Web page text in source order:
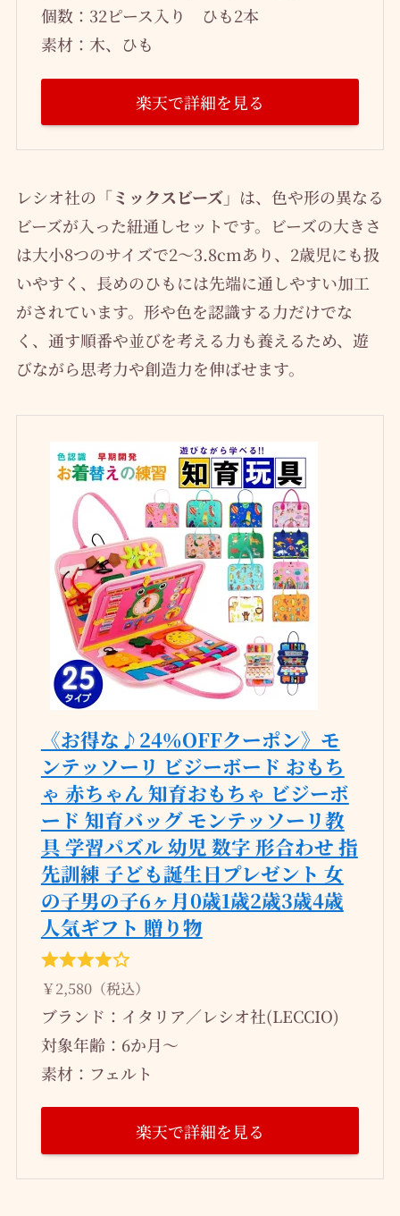
個数：32ピース入り ひも2本
素材：木、ひも
楽天で詳細を見る
レシオ社の 「ミックスビーズ」 は、色や形の異なる
ビーズが入った紐通しセットです。ビーズの大きさ
は大小8つのサイズで2〜3.8cmあり、2歳児にも扱
いやすく、長めのひもには先端に通しやすい加工
がされています。形や色を認識する力だけでな
く、通す順番や並びを考える力も養えるため、遊
びながら思考力や創造力を伸ばせます。
《お得な♪24％OFFクーポン》モ
ンテッソーリ ビジーボード おもち
ゃ 赤ちゃん 知育おもちゃ ビジーボ
ード 知育バッグ モンテッソーリ教
具 学習パズル 幼児 数字 形合わせ 指
先訓練 子ども誕生日プレゼント 女
の子男の子6ヶ月0歳1歳2歳3歳4歳
人気ギフト 贈り物
￥2,580（税込）
ブランド：イタリア／レシオ社(LECCIO)
対象年齢：6か月～
素材：フェルト
楽天で詳細を見る